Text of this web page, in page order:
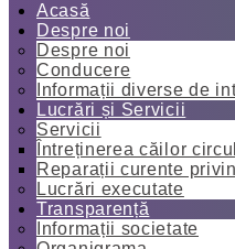
Acasă
Despre noi
Despre noi
Conducere
Informații diverse de
Lucrări și Servicii
Servicii
Întreținerea căilor
Reparații curente
Lucrări executate
Transparență
Informații societate